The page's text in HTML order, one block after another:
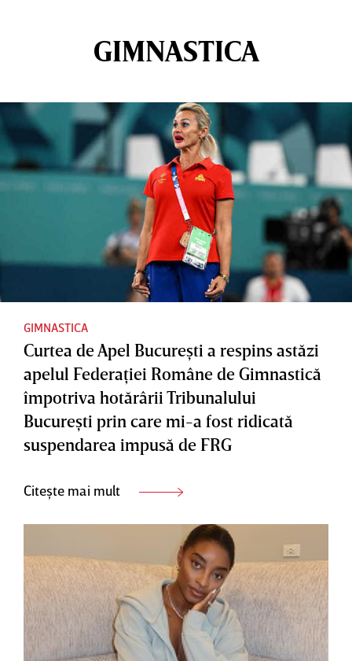
GIMNASTICA
GIMNASTICA
Curtea de Apel Bucureşti a respins astăzi
apelul Federaţiei Române de Gimnastică
împotriva hotărârii Tribunalului
Bucureşti prin care mi-a fost ridicată
suspendarea impusă de FRG
Citește mai mult